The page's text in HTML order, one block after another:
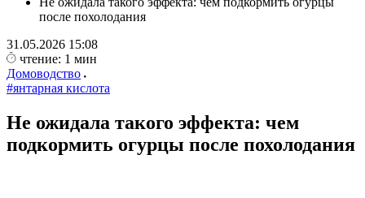
после похолодания
31.05.2026 15:08
чтение: 1 мин
Домоводство
#янтарная кислота
Не ожидала такого эффекта: чем
подкормить огурцы после похолодания